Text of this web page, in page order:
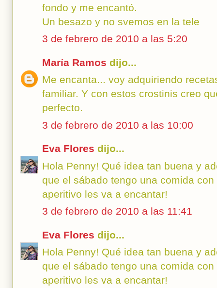
fondo y me encantó.
Un besazo y no svemos en la tele
3 de febrero de 2010 a las 5:20
María Ramos dijo...
Me encanta... voy adquiriendo
familiar. Y con estos crostinis creo
perfecto.
3 de febrero de 2010 a las 10:00
Eva Flores dijo...
Hola Penny! Qué idea tan buena y
que el sábado tengo una comida
aperitivo les va a encantar!
3 de febrero de 2010 a las 11:41
Eva Flores dijo...
Hola Penny! Qué idea tan buena y
que el sábado tengo una comida
aperitivo les va a encantar!